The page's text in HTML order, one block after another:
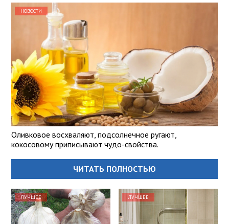
НОВОСТИ
Оливковое восхваляют, подсолнечное ругают,
кокосовому приписывают чудо-свойства.
ЧИТАТЬ ПОЛНОСТЬЮ
ЛУЧШЕЕ ЛУЧШЕЕ